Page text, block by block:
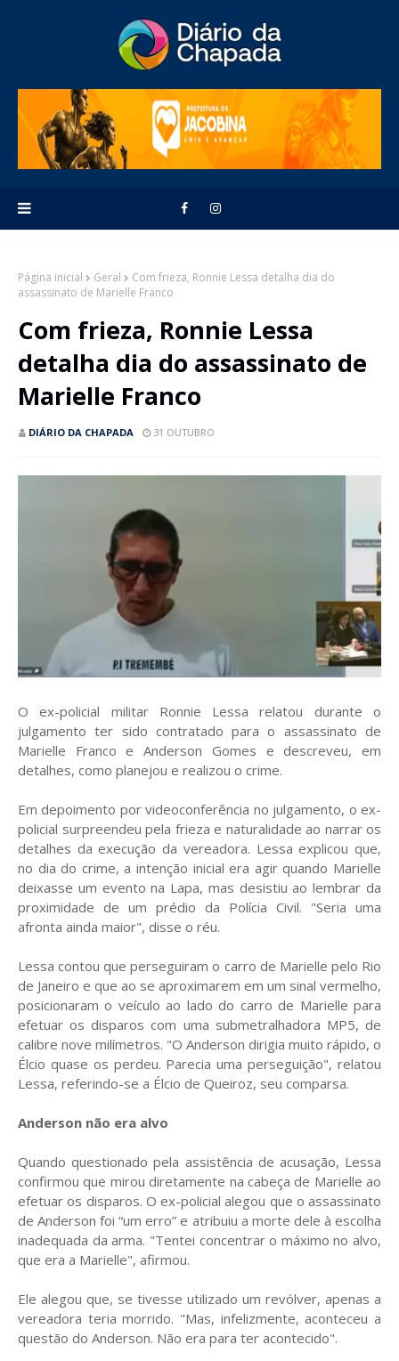
Página inicial Geral
Com frieza, Ronnie Lessa detalha dia do
assassinato de Marielle Franco
Com frieza, Ronnie Lessa
detalha dia do assassinato de
Marielle Franco
DIÁRIO DA CHAPADA 31 OUTUBRO
O ex-policial militar Ronnie Lessa relatou durante o
julgamento ter sido contratado para o assassinato de
Marielle Franco e Anderson Gomes e descreveu, em
detalhes, como planejou e realizou o crime.
Em depoimento por videoconferência no julgamento, o ex-
policial surpreendeu pela frieza e naturalidade ao narrar os
detalhes da execução da vereadora. Lessa explicou que,
no dia do crime, a intenção inicial era agir quando Marielle
deixasse um evento na Lapa, mas desistiu ao lembrar da
proximidade de um prédio da Polícia Civil. "Seria uma
afronta ainda maior", disse o réu.
Lessa contou que perseguiram o carro de Marielle pelo Rio
de Janeiro e que ao se aproximarem em um sinal vermelho,
posicionaram o veículo ao lado do carro de Marielle para
efetuar os disparos com uma submetralhadora MP5, de
calibre nove milímetros. "O Anderson dirigia muito rápido, o
Élcio quase os perdeu. Parecia uma perseguição", relatou
Lessa, referindo-se a Élcio de Queiroz, seu comparsa.
Anderson não era alvo
Quando questionado pela assistência de acusação, Lessa
confirmou que mirou diretamente na cabeça de Marielle ao
efetuar os disparos. O ex-policial alegou que o assassinato
de Anderson foi “um erro” e atribuiu a morte dele à escolha
inadequada da arma. "Tentei concentrar o máximo no alvo,
que era a Marielle", afirmou.
Ele alegou que, se tivesse utilizado um revólver, apenas a
vereadora teria morrido. "Mas, infelizmente, aconteceu a
questão do Anderson. Não era para ter acontecido".